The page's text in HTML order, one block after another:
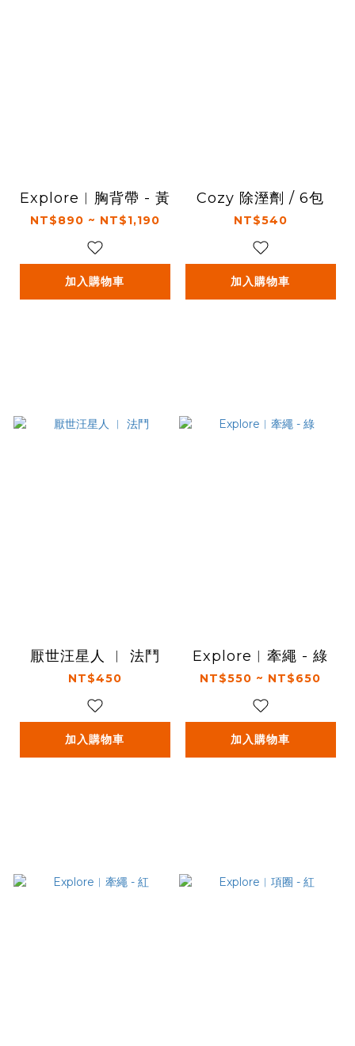
Explore︱胸背帶 - 黃
NT$890 ~ NT$1,190
加入購物車
Cozy 除溼劑 / 6包
NT$540
加入購物車
厭世汪星人 ︱ 法鬥
NT$450
加入購物車
Explore︱牽繩 - 綠
NT$550 ~ NT$650
加入購物車